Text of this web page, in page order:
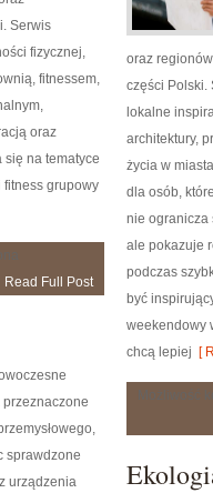
Serwis
fizycznej,
fitnessem,
oraz
na tematyce
grupowy
Read Full Post
oraz
części Polski.
lokalne
architektury,
życia w
dla osób,
nie ogranicza
ale pokazuje
podczas
być
weekendowy
chcą lepiej [
sprawdzone
urządzenia